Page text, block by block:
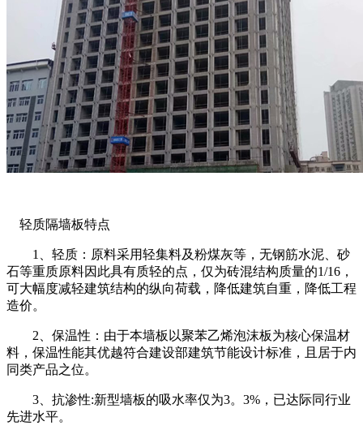
轻质隔墙板特点
1、轻质：原料采用轻集料及粉煤灰等，无钢筋水泥、砂
石等重质原料因此具有质轻的点，仅为砖混结构质量的1/16，
可大幅度减轻建筑结构的纵向荷载，降低建筑自重，降低工程
造价。
2、保温性：由于本墙板以聚苯乙烯泡沫板为核心保温材
料，保温性能其优越符合建设部建筑节能设计标准，且居于内
同类产品之位。
3、抗渗性:新型墙板的吸水率仅为3。3%，已达际同行业
先进水平。